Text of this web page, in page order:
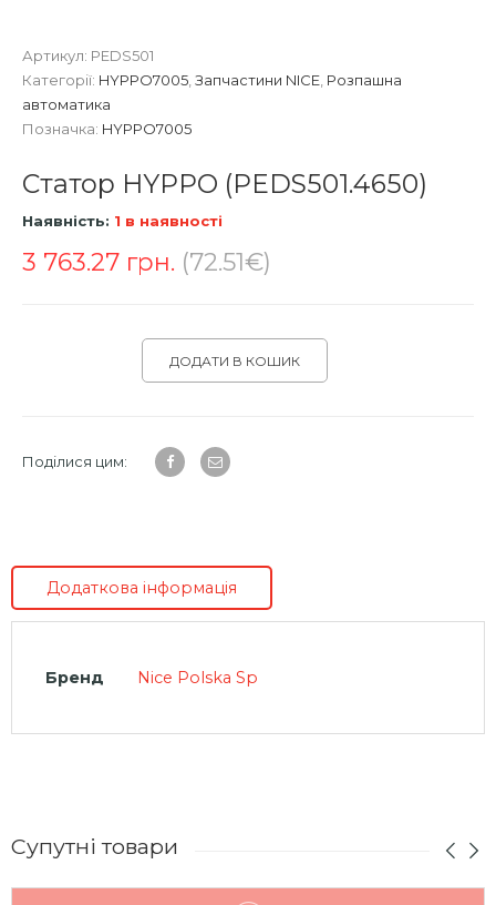
Артикул: PEDS501
Категорії: HYPPO7005 Запчастини NICE Розпашна
автоматика
Позначка: HYPPO7005
Статор HYPPO (PEDS501.4650)
Наявність: 1 в наявності
3 763.27 грн. (72.51€)
ДОДАТИ В КОШИК
Поділися цим:
Додаткова інформація
Бренд Nice Polska Sp
Супутні товари